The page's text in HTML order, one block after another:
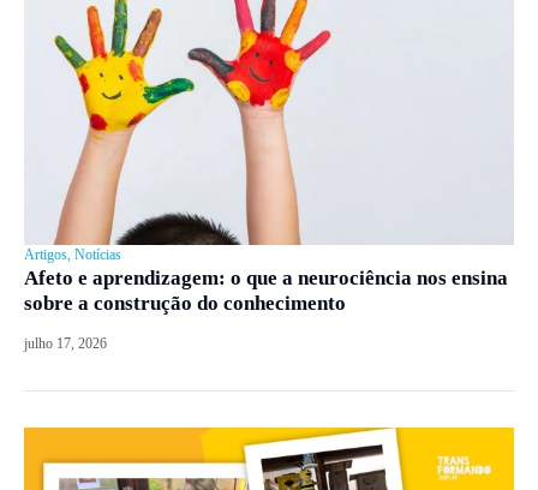
Artigos, Notícias
Afeto e aprendizagem: o que a neurociência nos ensina
sobre a construção do conhecimento
julho 17, 2026